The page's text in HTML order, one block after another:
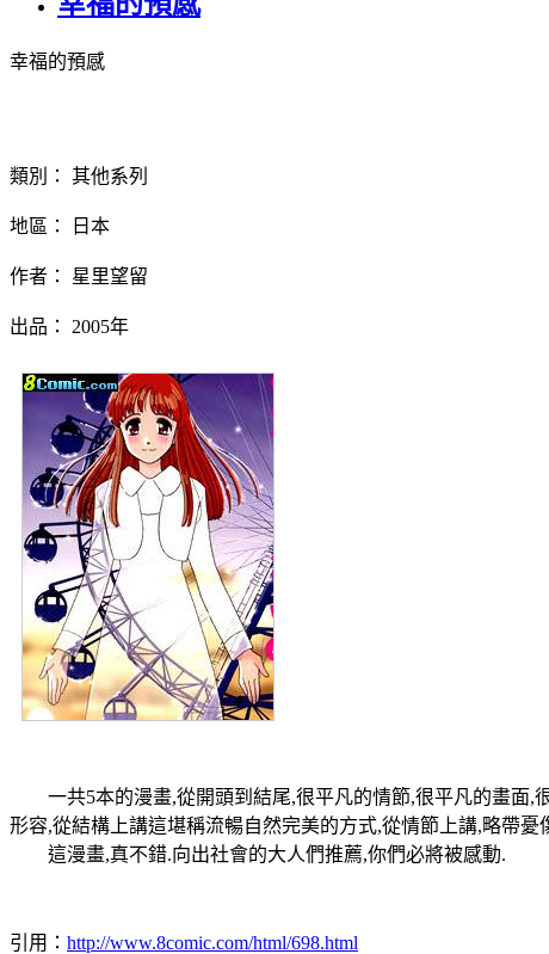
幸福的預感
類別： 其他系列
地區： 日本
作者： 星里望留
出品： 2005年
一共5本的漫畫,從開頭到結尾,很平凡的情節,很平凡的畫面,
形容,從結構上講這堪稱流暢自然完美的方式,從情節上講,略帶
這漫畫,真不錯.向出社會的大人們推薦,你們必將被感動.
引用： http://www.8comic.com/html/698.html